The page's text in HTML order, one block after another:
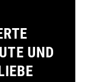
UND